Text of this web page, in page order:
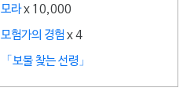
모라x 10,000
모험가의 경험 x 4
「보물 찾는 선령」